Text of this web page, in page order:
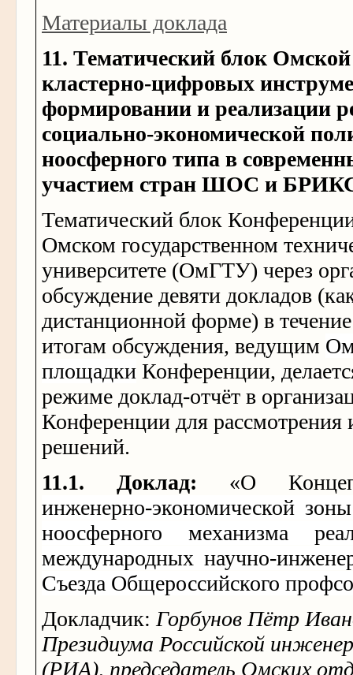
Материалы доклада
11. Тематический блок
кластерно-цифровых
формировании и реализации
социально-экономической
ноосферного типа в
участием стран ШОС и
Тематический блок
Омском государственном
университете (ОмГТУ) через
обсуждение девяти докладов
дистанционной форме) в
итогам обсуждения, ведущим
площадки Конференции,
режиме доклад-отчёт в
Конференции для рассмотрения
решений.
11.1. Доклад: «О
инженерно-экономической
ноосферного механизма
международных научно-
Съезда Общероссийского
Докладчик: Горбунов Пётр
Президиума Российской
(РИА), председатель Омских